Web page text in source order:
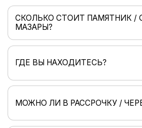
СКОЛЬКО СТОИТ ПАМЯТНИК /
МАЗАРЫ?
ГДЕ ВЫ НАХОДИТЕСЬ?
МОЖНО ЛИ В РАССРОЧКУ /